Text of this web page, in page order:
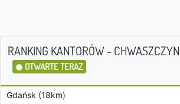
RANKING KANTORÓW -
OTWARTE TERAZ
Gdańsk (18km)